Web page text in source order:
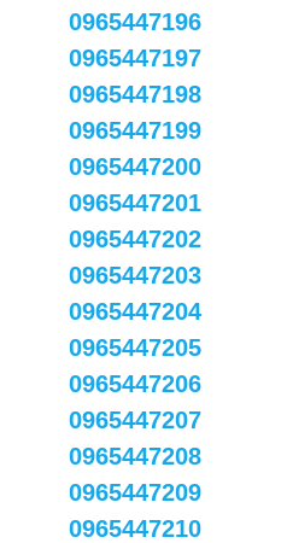
0965447196
0965447197
0965447198
0965447199
0965447200
0965447201
0965447202
0965447203
0965447204
0965447205
0965447206
0965447207
0965447208
0965447209
0965447210